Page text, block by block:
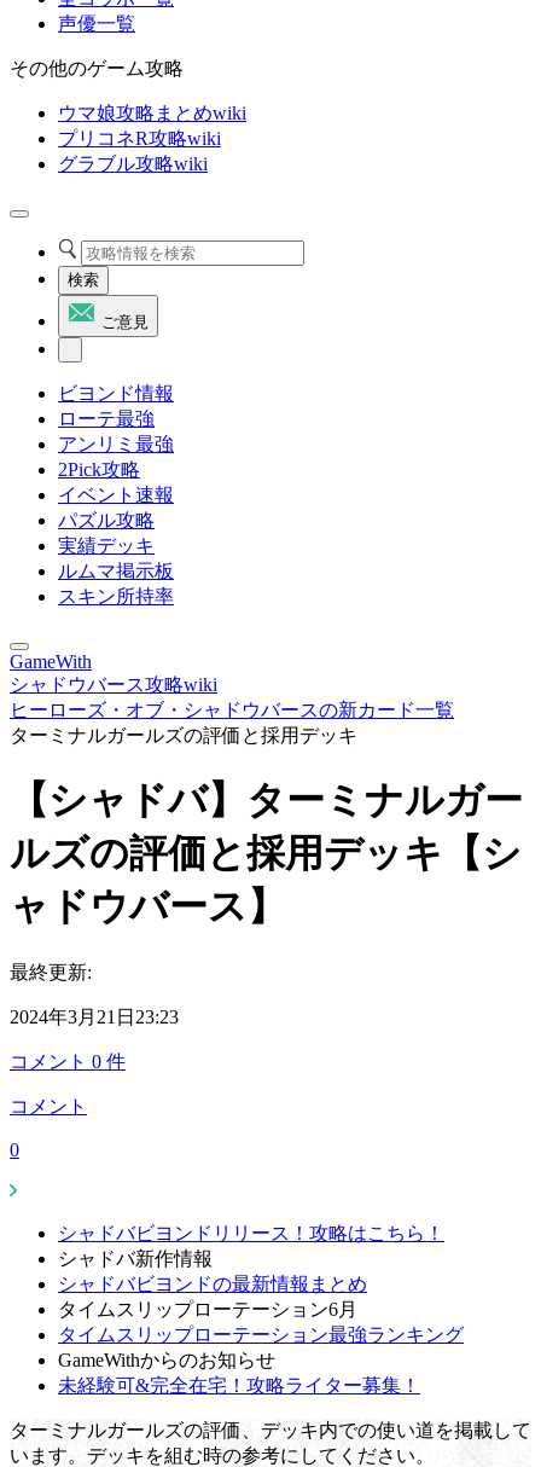
声優一覧
その他のゲーム攻略
ウマ娘攻略まとめwiki
プリコネR攻略wiki
グラブル攻略wiki
検索
ご意見
ビヨンド情報
ローテ最強
アンリミ最強
2Pick攻略
イベント速報
パズル攻略
実績デッキ
ルムマ掲示板
スキン所持率
GameWith
シャドウバース攻略wiki
ヒーローズ・オブ・シャドウバースの新カード一覧
ターミナルガールズの評価と採用デッキ
【シャドバ】ターミナルガー
ルズの評価と採用デッキ【シ
ャドウバース】
最終更新:
2024年3月21日23:23
コメント 0 件
コメント
0
シャドバビヨンドリリース！攻略はこちら！
シャドバ新作情報
シャドバビヨンドの最新情報まとめ
タイムスリップローテーション6月
タイムスリップローテーション最強ランキング
GameWithからのお知らせ
未経験可&完全在宅！攻略ライター募集！
ターミナルガールズの評価、デッキ内での使い道を掲載して
います。デッキを組む時の参考にしてください。